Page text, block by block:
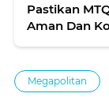
Pastikan
Aman Dan
Megapolitan